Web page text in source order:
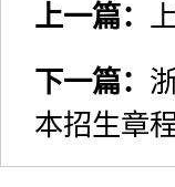
上一篇：
下一篇：
本招生章